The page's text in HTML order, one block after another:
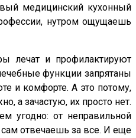
медицинский кухонный
нутром ощущаешь
лечат и профилактируют
функции запрятаны
и комфорте. А это потому,
а зачастую, их просто нет.
угодно: от неправильной
сам отвечаешь за все. И еще